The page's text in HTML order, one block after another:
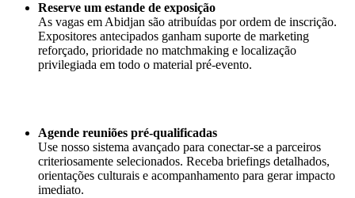
Reserve um estande de exposição
As vagas em Abidjan são atribuídas por ordem de inscrição.
Expositores antecipados ganham suporte de marketing
reforçado, prioridade no matchmaking e localização
privilegiada em todo o material pré-evento.
Agende reuniões pré-qualificadas
Use nosso sistema avançado para conectar-se a parceiros
criteriosamente selecionados. Receba briefings detalhados,
orientações culturais e acompanhamento para gerar impacto
imediato.